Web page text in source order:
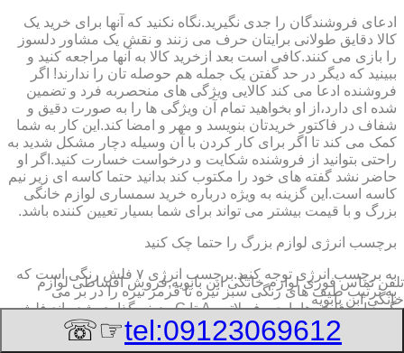
ادعای فروشندگان را جدی نگیرید.نگاه نکنید که آنها برای خرید یک
کالا دقایق طولانی برایتان حرف می زنند و نقش یک مشاور دلسوز
را بازی می کنند.کافی است بعد ازخرید کالا به آنها مراجعه کنید و
ببینید که دیگر در حد گفتن یک جمله هم حوصله تان را ندارند! اگر
فروشنده ادعا می کند کالایی ویژگی های منحصربه فرد و تضمین
شده ای دارد،از او بخواهید تمام آن ویژگی ها را به صورت دقیق و
شفاف در فاکتور خریدتان بنویسد و مهر و امضا کند.این کار به شما
کمک می کند تا اگر برای کار کردن با آن وسیله دچار مشکل شدید به
راحتی بتوانید از فروشنده شکایت و درخواست خسارت کنید.اگر او
حاضر نشد گفته های خود را مکتوب کند بدانید حتما کاسه ای زیر نیم
کاسه است.این گزینه به ویژه درباره خرید سمساری لوازم خانگی
بزرگ و با قیمت بیشتر می تواند برای شما بسیار تعیین کننده باشد.
برچسب انرژی لوازم بزرگ را حتما چک کنید
به برچسب انرژی توجه کنید.برچسب انرژی ٧ فلش رنگی است که
به ترتیب طیف های رنگی سبز تیره تا قرمز تیره را در بر می
گیرد.این فلش ها با حروف لاتین A تا G ردیف گذاری شده اند.فلش
A که به رنگ سبز تیره است معرف کمترین میزان مصرف انرژی و
بیشترین بازدهی کالاست و فلش G که به رنگ قرمز تیره است
تلفن تماس فوریلوازم خانگی ابن بابویه,فروش اقساطی لوازم
خانگی ابن بابویه
tel:09123069612
☞☏